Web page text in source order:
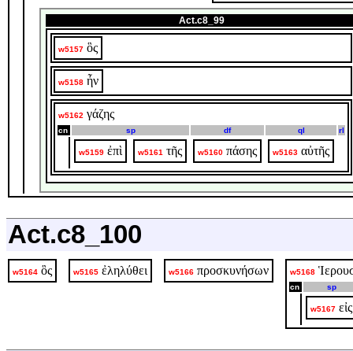
Act.c8_99
w5157 ὃς
w5158 ἦν
w5162 γάζης
cn sp df ql rl
w5159 ἐπὶ w5161 τῆς w5160 πάσης w5163 αὐτῆς
Act.c8_100
w5164 ὃς w5165 ἐληλύθει w5166 προσκυνήσων w5168
cn sp
w5167 εἰς